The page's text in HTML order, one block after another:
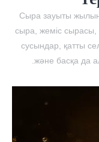
Сыра зауыты
сыра, жеміс сырасы,
сусындар, қатты
және басқа да